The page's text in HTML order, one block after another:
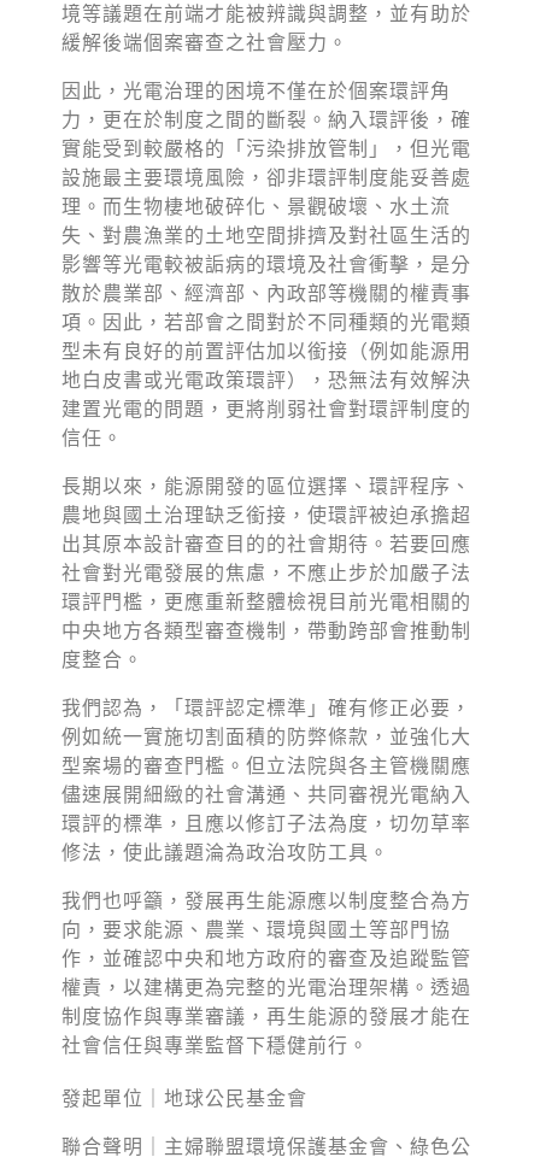
境等議題在前端才能被辨識與調整，並有助於
緩解後端個案審查之社會壓力。
因此，光電治理的困境不僅在於個案環評角
力，更在於制度之間的斷裂。納入環評後，確
實能受到較嚴格的「污染排放管制」，但光電
設施最主要環境風險，卻非環評制度能妥善處
理。而生物棲地破碎化、景觀破壞、水土流
失、對農漁業的土地空間排擠及對社區生活的
影響等光電較被詬病的環境及社會衝擊，是分
散於農業部、經濟部、內政部等機關的權責事
項。因此，若部會之間對於不同種類的光電類
型未有良好的前置評估加以銜接（例如能源用
地白皮書或光電政策環評），恐無法有效解決
建置光電的問題，更將削弱社會對環評制度的
信任。
長期以來，能源開發的區位選擇、環評程序、
農地與國土治理缺乏銜接，使環評被迫承擔超
出其原本設計審查目的的社會期待。若要回應
社會對光電發展的焦慮，不應止步於加嚴子法
環評門檻，更應重新整體檢視目前光電相關的
中央地方各類型審查機制，帶動跨部會推動制
度整合。
我們認為，「環評認定標準」確有修正必要，
例如統一實施切割面積的防弊條款，並強化大
型案場的審查門檻。但立法院與各主管機關應
儘速展開細緻的社會溝通、共同審視光電納入
環評的標準，且應以修訂子法為度，切勿草率
修法，使此議題淪為政治攻防工具。
我們也呼籲，發展再生能源應以制度整合為方
向，要求能源、農業、環境與國土等部門協
作，並確認中央和地方政府的審查及追蹤監管
權責，以建構更為完整的光電治理架構。透過
制度協作與專業審議，再生能源的發展才能在
社會信任與專業監督下穩健前行。
發起單位｜地球公民基金會
聯合聲明｜主婦聯盟環境保護基金會、綠色公